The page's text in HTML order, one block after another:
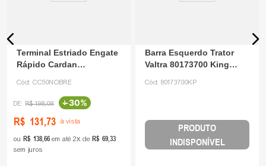
Terminal Estriado Engate
Rápido Cardan
Cód: CC50NOBRE
R$ 198,08 -30%
R$ 131,73 à vista
ou R$ 13866 em até 2 de R$ 6933
sem juros
Barra Esquerdo Trator
Valtra 80173700 King
Cód: 80173700KP
PRODUTO
INDISPONÍVEL